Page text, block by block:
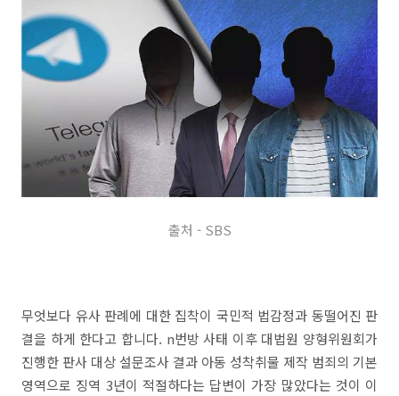
출처 - SBS
무엇보다 유사 판례에 대한 집착이 국민적 법감정과 동떨어진 판
결을 하게 한다고 합니다. n번방 사태 이후 대법원 양형위원회가
진행한 판사 대상 설문조사 결과 아동 성착취물 제작 범죄의 기본
영역으로 징역 3년이 적절하다는 답변이 가장 많았다는 것이 이